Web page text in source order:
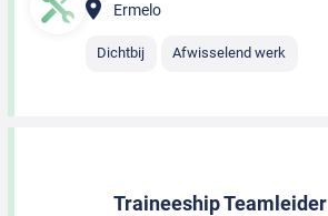
Ermelo
Dichtbij Afwisselend werk
Traineeship Teamleider